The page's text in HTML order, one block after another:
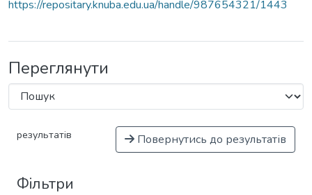
https://repositary.knuba.edu.ua/handle/987654321/1443
Переглянути
результатів Повернутись до результатів
Фільтри